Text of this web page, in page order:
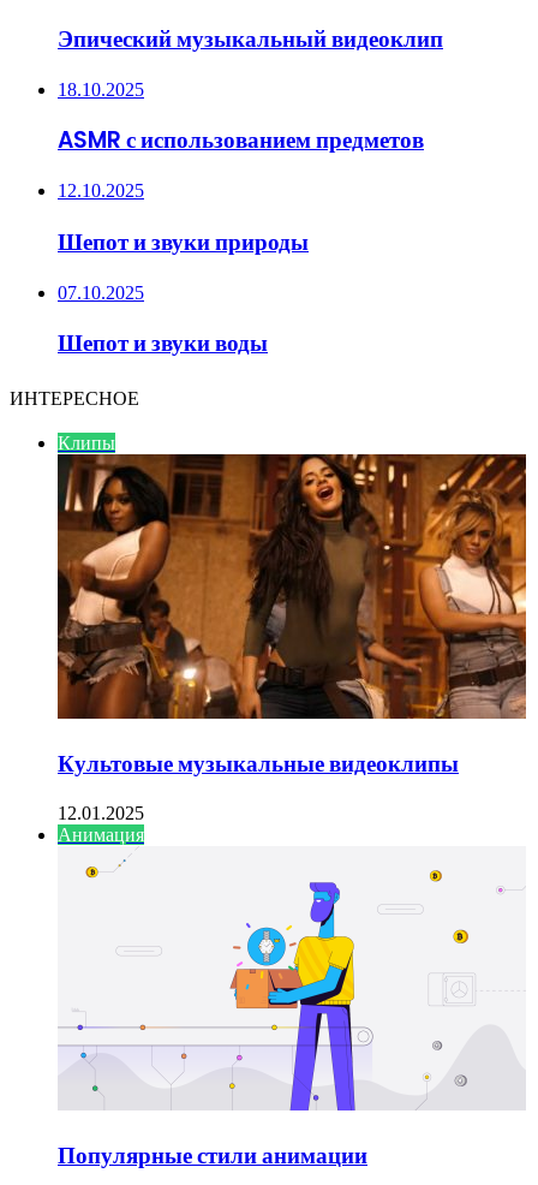
Эпический музыкальный видеоклип
18.10.2025
ASMR с использованием предметов
12.10.2025
Шепот и звуки природы
07.10.2025
Шепот и звуки воды
ИНТЕРЕСНОЕ
Клипы
Культовые музыкальные видеоклипы
12.01.2025
Анимация
Популярные стили анимации